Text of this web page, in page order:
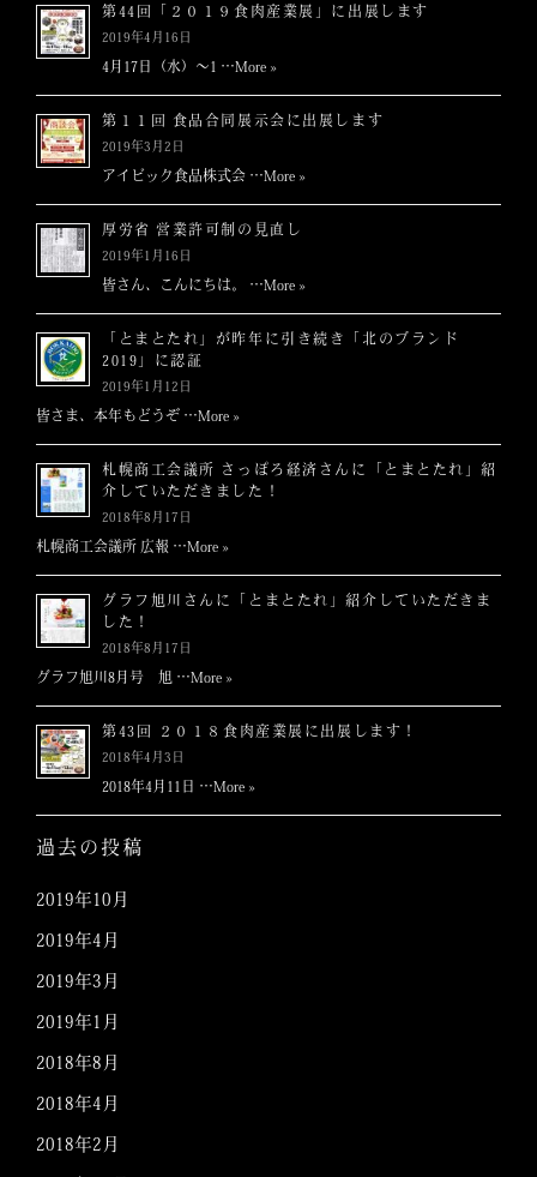
シ
ョ
ン
第44回「２０１９食肉産業展」に出展します
2019年4月16日
4月17日（水）～1 …More »
第１１回 食品合同展示会に出展します
2019年3月2日
アイビック食品株式会 …More »
厚労省 営業許可制の見直し
2019年1月16日
皆さん、こんにちは。 …More »
「とまとたれ」が昨年に引き続き「北のブランド
2019」に認証
2019年1月12日
皆さま、本年もどうぞ …More »
札幌商工会議所 さっぽろ経済さんに「とまとたれ」紹
介していただきました！
2018年8月17日
札幌商工会議所 広報 …More »
グラフ旭川さんに「とまとたれ」紹介していただきま
した！
2018年8月17日
グラフ旭川8月号 旭 …More »
第43回 ２０１８食肉産業展に出展します！
2018年4月3日
2018年4月11日 …More »
過去の投稿
2019年10月
2019年4月
2019年3月
2019年1月
2018年8月
2018年4月
2018年2月